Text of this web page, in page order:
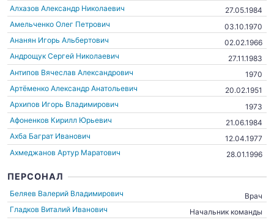
Алхазов Александр Николаевич
27.05.1984
Амельченко Олег Петрович
03.10.1970
Ананян Игорь Альбертович
02.02.1966
Андрощук Сергей Николаевич
27.11.1983
Антипов Вячеслав Александрович
1970
Артёменко Александр Анатольевич
20.02.1951
Архипов Игорь Владимирович
1973
Афоненков Кирилл Юрьевич
21.06.1984
Ахба Баграт Иванович
12.04.1977
Ахмеджанов Артур Маратович
28.01.1996
ПЕРСОНАЛ
Беляев Валерий Владимирович
Врач
Гладков Виталий Иванович
Начальник команды